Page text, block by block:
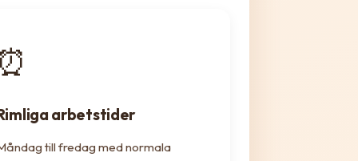
arbetstider
till fredag med normala